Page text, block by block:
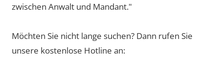
zwischen Anwalt und Mandant."
Möchten Sie nicht lange suchen? Dann rufen Sie
unsere kostenlose Hotline an: